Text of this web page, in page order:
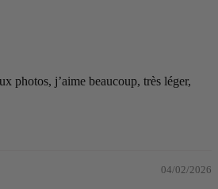
photos, j’aime beaucoup, très léger,
04/02/2026